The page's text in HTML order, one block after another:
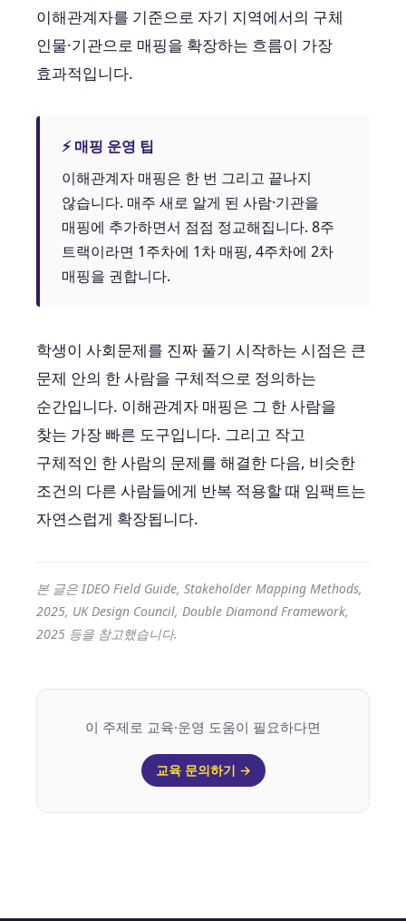
이해관계자를 기준으로 자기 지역에서의 구체
인물·기관으로 매핑을 확장하는 흐름이 가장
효과적입니다.
⚡ 매핑 운영 팁
이해관계자 매핑은 한 번 그리고 끝나지
않습니다. 매주 새로 알게 된 사람·기관을
매핑에 추가하면서 점점 정교해집니다. 8주
트랙이라면 1주차에 1차 매핑, 4주차에 2차
매핑을 권합니다.
학생이 사회문제를 진짜 풀기 시작하는 시점은 큰
문제 안의 한 사람을 구체적으로 정의하는
순간입니다. 이해관계자 매핑은 그 한 사람을
찾는 가장 빠른 도구입니다. 그리고 작고
구체적인 한 사람의 문제를 해결한 다음, 비슷한
조건의 다른 사람들에게 반복 적용할 때 임팩트는
자연스럽게 확장됩니다.
본 글은 IDEO Field Guide, Stakeholder Mapping Methods,
2025, UK Design Council, Double Diamond Framework,
2025 등을 참고했습니다.
이 주제로 교육·운영 도움이 필요하다면
교육 문의하기 →